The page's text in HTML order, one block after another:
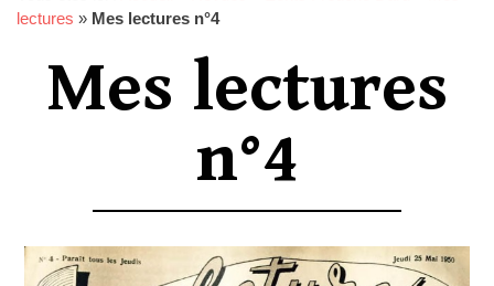
lectures » Mes lectures n°4
Mes lectures
n°4